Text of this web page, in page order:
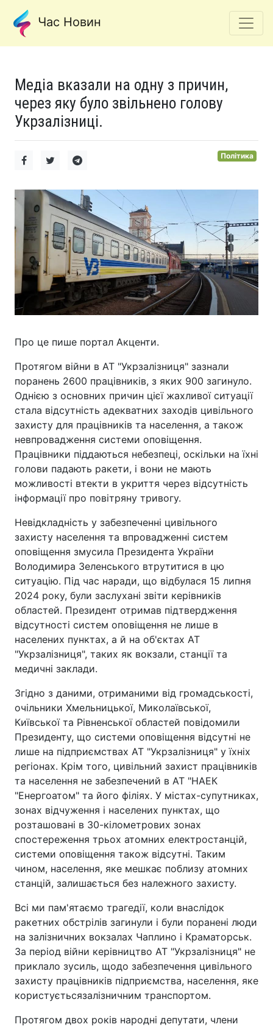
Час Новин
Медіа вказали на одну з причин,
через яку було звільнено голову
Укрзалізниці.
Політика
Про це пише портал Акценти.
Протягом війни в АТ "Укрзалізниця" зазнали
поранень 2600 працівників, з яких 900 загинуло.
Однією з основних причин цієї жахливої ситуації
стала відсутність адекватних заходів цивільного
захисту для працівників та населення, а також
невпровадження системи оповіщення.
Працівники піддаються небезпеці, оскільки на їхні
голови падають ракети, і вони не мають
можливості втекти в укриття через відсутність
інформації про повітряну тривогу.
Невідкладність у забезпеченні цивільного
захисту населення та впровадженні систем
оповіщення змусила Президента України
Володимира Зеленського втрутитися в цю
ситуацію. Під час наради, що відбулася 15 липня
2024 року, були заслухані звіти керівників
областей. Президент отримав підтвердження
відсутності систем оповіщення не лише в
населених пунктах, а й на об'єктах АТ
"Укрзалізниця", таких як вокзали, станції та
медичні заклади.
Згідно з даними, отриманими від громадськості,
очільники Хмельницької, Миколаївської,
Київської та Рівненської областей повідомили
Президенту, що системи оповіщення відсутні не
лише на підприємствах АТ "Укрзалізниця" у їхніх
регіонах. Крім того, цивільний захист працівників
та населення не забезпечений в АТ "НАЕК
"Енергоатом" та його філіях. У містах-супутниках,
зонах відчуження і населених пунктах, що
розташовані в 30-кілометрових зонах
спостереження трьох атомних електростанцій,
системи оповіщення також відсутні. Таким
чином, населення, яке мешкає поблизу атомних
станцій, залишається без належного захисту.
Всі ми пам'ятаємо трагедії, коли внаслідок
ракетних обстрілів загинули і були поранені люди
на залізничних вокзалах Чаплино і Краматорськ.
За період війни керівництво АТ "Укрзалізниця" не
приклало зусиль, щодо забезпечення цивільного
захисту працівників підприємства, населення, яке
користуєтьсязалізничним транспортом.
Протягом двох років народні депутати, члени